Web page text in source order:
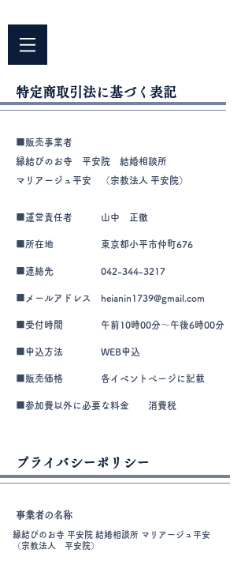
特定商取引法に基づく表記
■販売事業者
縁結びのお寺 平安院 結婚相談所
マリアージュ平安 （宗教法人 平安院）
■運営責任者 山中 正徹
■所在地 東京都小平市仲町676
■連絡先 042-344-3217
■メールアドレス heianin1739@gmail.com
■受付時間 午前10時00分～午後6時00分
■申込方法 WEB申込
■販売価格 各イベントページに記載
■参加費以外に必要な料金 消費税
プライバシーポリシー
事業者の名称
縁結びのお寺 平安院 結婚相談所 マリアージュ平安
（宗教法人 平安院）